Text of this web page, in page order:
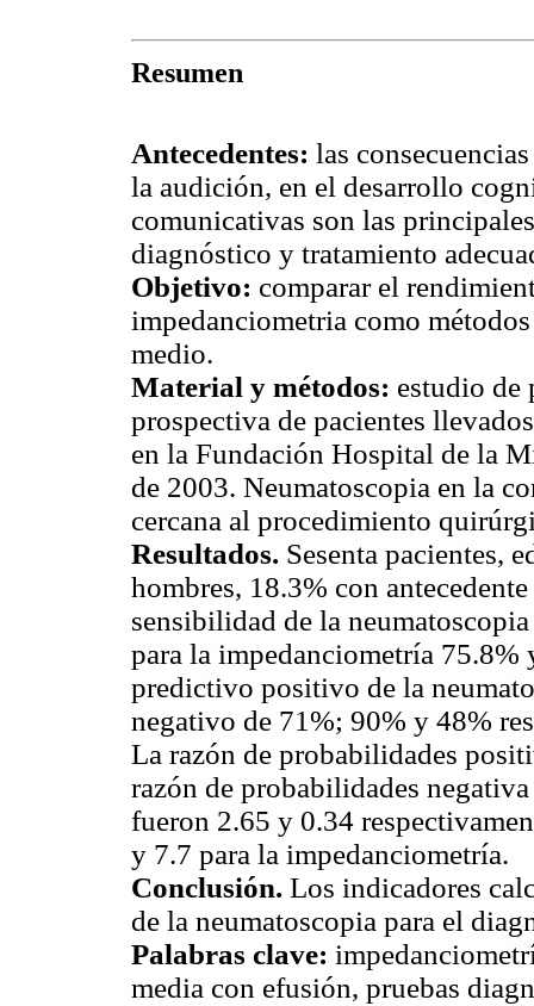
Resumen
Antecedentes: las
la audición, en el desarrollo
comunicativas son las
diagnóstico y tratamiento
Objetivo: comparar el
impedanciometria como
medio.
Material y métodos: estudio de
prospectiva de pacientes
en la Fundación Hospital de la
de 2003. Neumatoscopia en la
cercana al procedimiento
Resultados. Sesenta pacientes,
hombres, 18.3% con
sensibilidad de la
para la impedanciometría
predictivo positivo de la
negativo de 71%; 90% y 48%
La razón de probabilidades
razón de probabilidades
fueron 2.65 y 0.34
y 7.7 para la impedanciometría.
Conclusión. Los indicadores
de la neumatoscopia para el
Palabras clave:
media con efusión, pruebas